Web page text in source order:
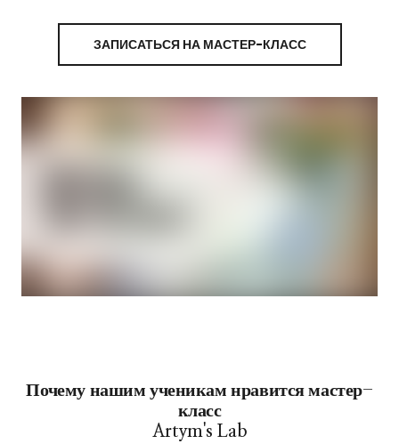
ЗАПИСАТЬСЯ НА МАСТЕР-КЛАСС
Почему нашим ученикам нравится мастер-
класс
Artym's Lab